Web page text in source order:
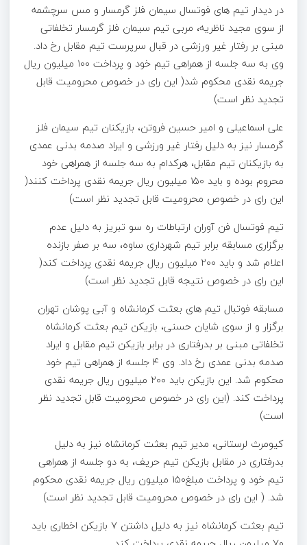
در دیدار تیم های فوتسال سیمان فلز گرمسار و مس سرچشمه
از سوی مجید ناظریه، مربی تیم سیمان فلز گرمسار تخلفاتی
مبنی بر رفتار غیر ورزشی در قبال سرپرست تیم مقابل رخ داد.
وی به سه جلسه از همراهی تیم خود و پرداخت ۱۰۰ میلیون ریال
جریمه نقدی محکوم شد( این رای در خصوص محرومیت قابل
تجدید نظر است)
علی اسماعیلی و امیر حسین فروتن، بازیکنان تیم سیمان فلز
گرمسار نیز به دلیل رفتار غیر ورزشی و ایراد صدمه بدنی عمدی
به بازیکنان تیم مقابل، هرکدام به سه جلسه از همراهی خود
محروم بوده و باید ۱۵۰ میلیون ریال جریمه نقدی پرداخت کنند(
این رای در خصوص محرومیت قابل تجدید نظر است)
تیم فوتسال فن آوران ارتباطات ره سو تبریز به دلیل عدم
برگزاری مسابقه برابر تیم شهرداری ساوه، سه بر صفر بازنده
اعلام شد و باید ۲۰۰ میلیون ریال جریمه نقدی پرداخت کند(
این رای در خصوص نتیجه قابل تجدید نظر است)
مسابقه فوتبال تیم های بعثت کرمانشاه و آبی پوشان تهران
برگزار و از سوی شایان حسنی، بازیکن تیم بعثت کرمانشاه
تخلفاتی مبنی بر بدرفتاری در برابر بازیکن تیم مقابل و ایراد
صدمه بدنی عمدی رخ داد. وی ۴ جلسه از همراهی تیم خود
محکوم شد. این بازیکن باید ۲۰۰ میلیون ریال جریمه نقدی
پرداخت کند. (این رای در خصوص محرومیت قابل تجدید نظر
است)
کیومرث لرستانی، مدیر تیم بعثت کرمانشاه نیز به دلیل
بدرفتاری در مقابل بازیکن تیم حریف، به دو جلسه از همراهی
تیم خود و پرداخت مبلغ۱۵۰ میلیون ریال جریمه نقدی محکوم
شد. ( این رای در خصوص محرومیت قابل تجدید نظر است)
تیم بعثت کرمانشاه نیز به دلیل داشتن ۷ بازیکن اخطاری باید